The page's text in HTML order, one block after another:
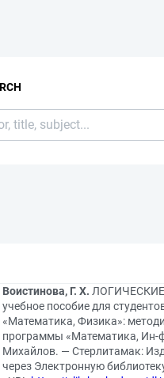
Воистинова, Г. Х. ЛОГИЧЕСКИЕ
учебное пособие для
«Математика, Физика»:
программы «Математика, Ин-
Михайлов. — Стерлитамак:
через Электронную